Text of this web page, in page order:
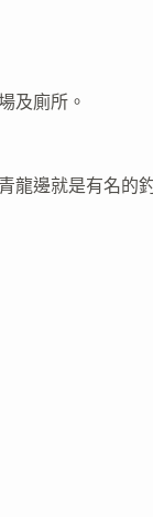
及廁所。
龍邊就是有名的